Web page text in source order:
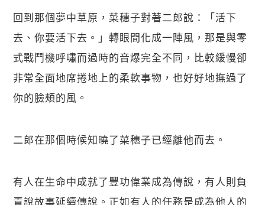
回到那個夢中草原，菜穗子對著二郎說：「活下
去、你要活下去。」轉眼間化成一陣風，那是與零
式戰鬥機呼嘯而過時的音爆完全不同，比較緩慢卻
非常全面地席捲地上的柔軟事物，也好好地撫過了
你的臉頰的風。
二郎在那個時候知曉了菜穗子已經離他而去。
有人在生命中成就了豐功偉業成為傳說，有人則負
責說故事延續傳說。正如有人的任務是成為他人的